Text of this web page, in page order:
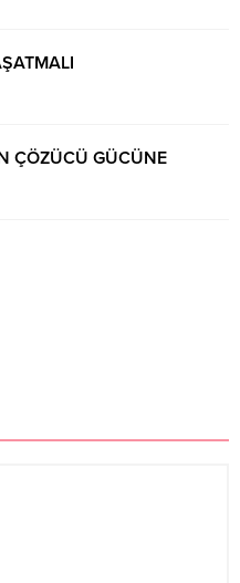
ÇÖZÜCÜ GÜCÜNE